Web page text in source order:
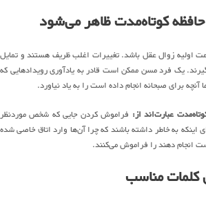
کوتاه‌مدت ظاهر می‌شود
اولیه زوال عقل باشد. تغییرات اغلب ظریف هستند و تمایل
یک فرد مسن ممکن است قادر به یادآوری رویدادهایی که
برای صبحانه انجام داده است را به یاد نیاورد.
عبارت‌اند از: فراموش کردن جایی که شخص موردنظر
به خاطر داشته باشند که چرا آن‌ها وارد اتاق خاصی شده
انجام دهند را فراموش می‌کنند.
کلمات مناسب